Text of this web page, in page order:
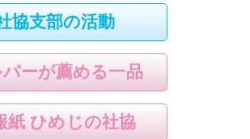
協支部の活動
ーが薦める一品
紙 ひめじの社協